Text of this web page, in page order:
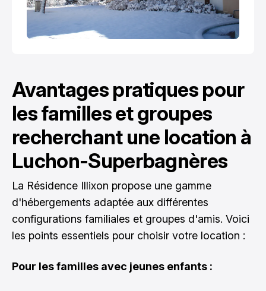
Avantages pratiques pour
les familles et groupes
recherchant une location à
Luchon-Superbagnères
La Résidence Illixon propose une gamme
d'hébergements adaptée aux différentes
configurations familiales et groupes d'amis. Voici
les points essentiels pour choisir votre location :
Pour les familles avec jeunes enfants :